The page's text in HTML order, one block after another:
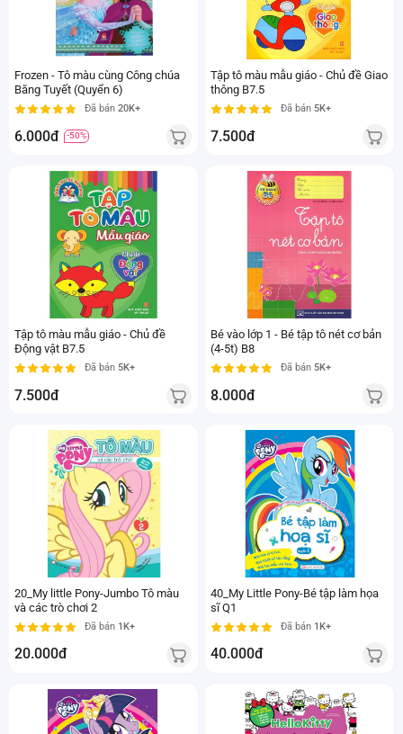
Frozen - Tô màu cùng Công chúa
Băng Tuyết (Quyển 6)
Đã bán 20K+
6.000đ -50%
Tập tô màu mẫu giáo - Chủ đề Giao
thông B7.5
Đã bán 5K+
7.500đ
Tập tô màu mẫu giáo - Chủ đề
Động vật B7.5
Đã bán 5K+
7.500đ
Bé vào lớp 1 - Bé tập tô nét cơ bản
(4-5t) B8
Đã bán 5K+
8.000đ
20_My little Pony-Jumbo Tô màu
và các trò chơi 2
Đã bán 1K+
20.000đ
40_My Little Pony-Bé tập làm họa
sĩ Q1
Đã bán 1K+
40.000đ